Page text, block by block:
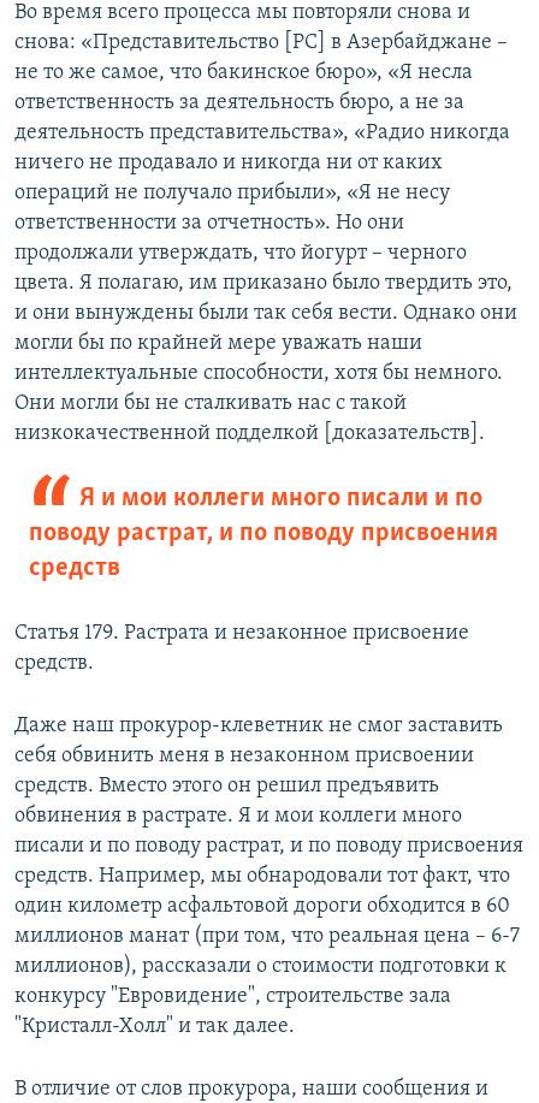
Во время всего процесса мы повторяли снова и
снова: «Представительство [РС] в Азербайджане –
не то же самое, что бакинское бюро», «Я несла
ответственность за деятельность бюро, а не за
деятельность представительства», «Радио никогда
ничего не продавало и никогда ни от каких
операций не получало прибыли», «Я не несу
ответственности за отчетность». Но они
продолжали утверждать, что йогурт – черного
цвета. Я полагаю, им приказано было твердить это,
и они вынуждены были так себя вести. Однако они
могли бы по крайней мере уважать наши
интеллектуальные способности, хотя бы немного.
Они могли бы не сталкивать нас с такой
низкокачественной подделкой [доказательств].
Я и мои коллеги много писали и по
поводу растрат, и по поводу присвоения
средств
Статья 179. Растрата и незаконное присвоение
средств.
Даже наш прокурор-клеветник не смог заставить
себя обвинить меня в незаконном присвоении
средств. Вместо этого он решил предъявить
обвинения в растрате. Я и мои коллеги много
писали и по поводу растрат, и по поводу присвоения
средств. Например, мы обнародовали тот факт, что
один километр асфальтовой дороги обходится в 60
миллионов манат (при том, что реальная цена – 6-7
миллионов), рассказали о стоимости подготовки к
конкурсу "Евровидение", строительстве зала
"Кристалл-Холл" и так далее.
В отличие от слов прокурора, наши сообщения и